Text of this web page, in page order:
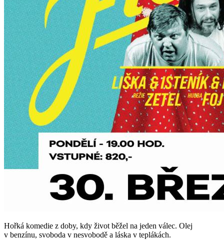
Hořká komedie z doby, kdy život běžel na jeden válec. Olej
v benzínu, svoboda v nesvobodě a láska v teplákách.